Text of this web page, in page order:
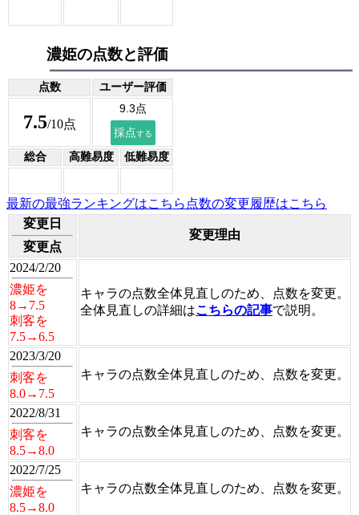
濃姫の点数と評価
点数 ユーザー評価
7.5/10点
総合 高難易度 低難易度
最新の最強ランキングはこちら 点数の変更履歴はこちら
変更日
変更点
変更理由
2024/2/20
濃姫を
8→7.5
刺客を
7.5→6.5
キャラの点数全体見直しのため、点数を変更。
全体見直しの詳細はこちらの記事で説明。
2023/3/20
刺客を
8.0→7.5
キャラの点数全体見直しのため、点数を変更。
2022/8/31
刺客を
8.5→8.0
キャラの点数全体見直しのため、点数を変更。
2022/7/25
濃姫を
8.5→8.0
キャラの点数全体見直しのため、点数を変更。